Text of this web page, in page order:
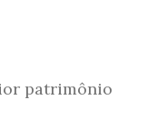
patrimônio